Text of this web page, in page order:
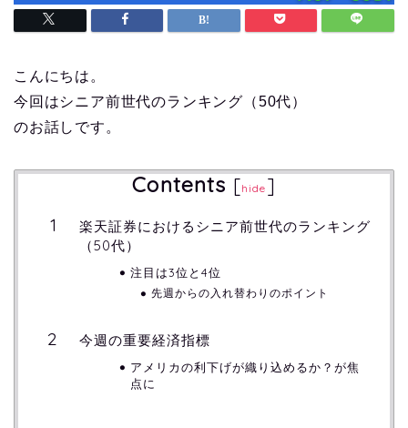
こんにちは。
今回はシニア前世代のランキング（50代）
のお話しです。
Contents [hide ]
楽天証券におけるシニア前世代のランキング
（50代）
注目は3位と4位
先週からの入れ替わりのポイント
今週の重要経済指標
アメリカの利下げが織り込めるか？が焦
点に